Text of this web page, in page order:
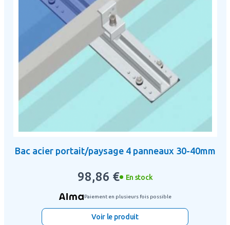
Bac acier portait/paysage 4 panneaux 30-40mm
98,86 € En stock
Paiement en plusieurs fois possible
Voir le produit